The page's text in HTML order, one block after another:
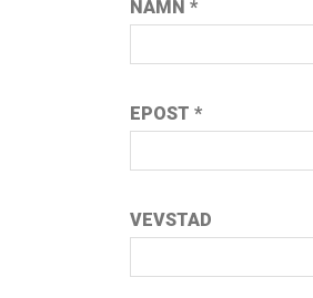
NAMN *
EPOST *
VEVSTAD